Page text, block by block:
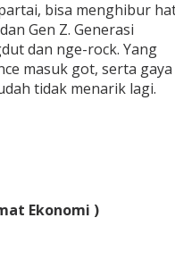
bisa menghibur
Gen Z. Generasi
dan nge-rock. Yang
masuk got, serta gaya
tidak menarik lagi.
Ekonomi )